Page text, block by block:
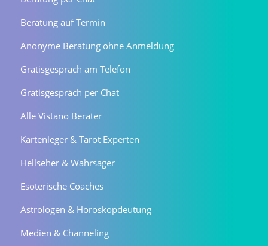
Beratung auf Termin
Anonyme Beratung ohne Anmeldung
Gratisgespräch am Telefon
Gratisgespräch per Chat
Alle Vistano Berater
Kartenleger & Tarot Experten
Hellseher & Wahrsager
Esoterische Coaches
Astrologen & Horoskopdeutung
Medien & Channeling